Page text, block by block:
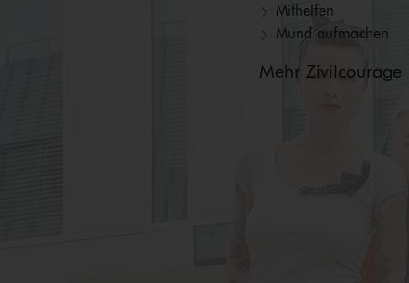
Mithelfen
Mund aufmachen
Mehr Zivilcourage